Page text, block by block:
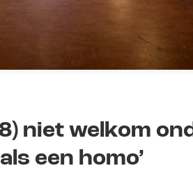
niet welkom
een homo’